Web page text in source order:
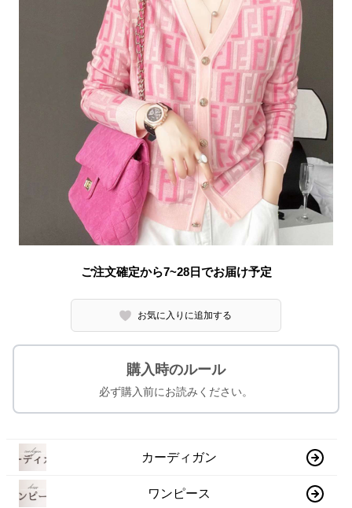
ご注文確定から7~28日でお届け予定
お気に入りに追加する
購入時のルール
必ず購入前にお読みください。
カーディガン
ワンピース